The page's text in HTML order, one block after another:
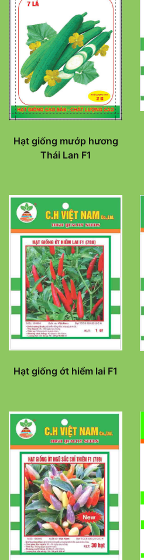
Hạt giống mướp hương
Thái Lan F1
Hạt giống ớt hiểm lai F1